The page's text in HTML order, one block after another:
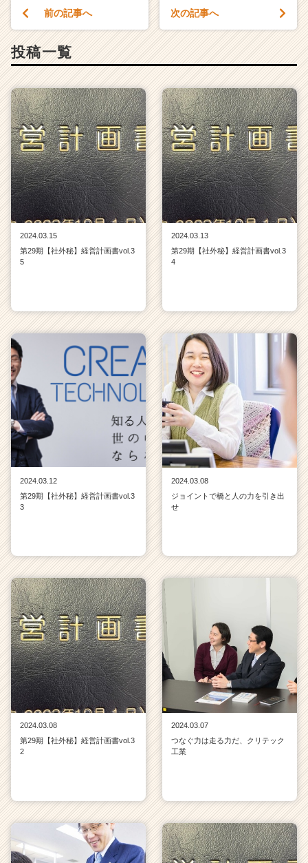
ト
届
く
就
活
サ
イ
ト
チ
ア
キ
リ
e
e
e
e
r）
前の記事へ 次の記事へ
投稿一覧
2024.03.15
第29期【社外秘】経営計画書vol.3
5
2024.03.13
第29期【社外秘】経営計画書vol.3
4
2024.03.12
第29期【社外秘】経営計画書vol.3
3
2024.03.08
ジョイントで橋と人の力を引き出
せ
2024.03.08
第29期【社外秘】経営計画書vol.3
2
2024.03.07
つなぐ力は走る力だ、クリテック
工業